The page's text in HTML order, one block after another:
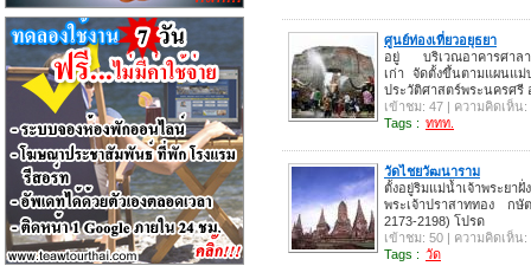
ศูนย์ท่องเที่ยวอยุธยา
อยู่ บริเวณอาคารศาลา
เก่า จัดตั้งขึ้นตามแผนแ
ประวัติศาสตร์พระนครศรี
เข้าชม: 47 | ความคิดเห็น:
Tags : ททท.
วัดไชยวัฒนาราม
ตั้งอยู่ริมแม่น้ำเจ้าพระยา
พระเจ้าปราสาททอง ก
2173-2198) โปรด
เข้าชม: 50 | ความคิดเห็น:
Tags : วัด